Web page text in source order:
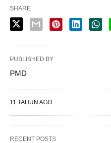
SHARE
PUBLISHED BY
PMD
11 TAHUN AGO
RECENT POSTS